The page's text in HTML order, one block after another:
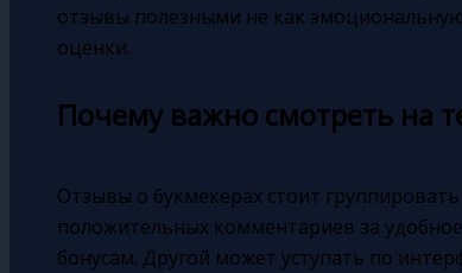
отзывы полезными не как
оценки.
Почему важно смотреть на
Отзывы о букмекерах стоит
положительных комментариев за
бонусам. Другой может уступать по